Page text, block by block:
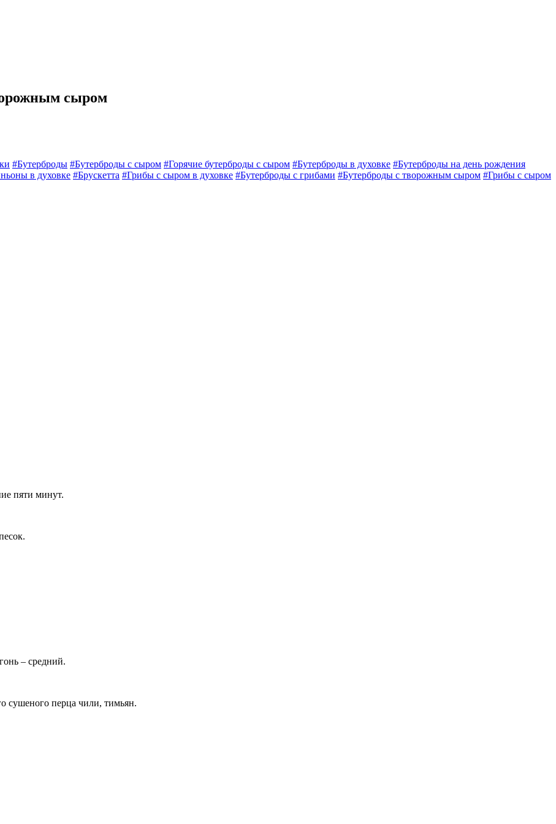
сыром
#Бутерброды #Бутерброды с сыром #Горячие бутерброды с сыром #Бутерброды в духовке #Бутерброды на день рождения
в духовке #Брускетта #Грибы с сыром в духовке #Бутерброды с грибами #Бутерброды с творожным сыром #Грибы с сыром
пяти минут.
– средний.
сушеного перца чили, тимьян.